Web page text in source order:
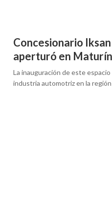
Concesionario
aperturó en
La inauguración de este
industria automotriz en la región